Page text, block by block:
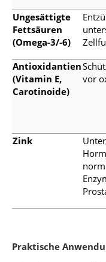
Ungesättigte
Fettsäuren
(Omega-3/-6)
Antioxidantien
(Vitamin E,
Carotinoide)
vor
Zink
Praktische